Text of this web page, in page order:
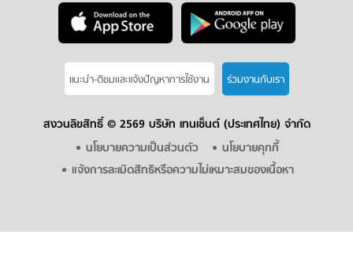
แนะนำ-ติชมเเละแจ้งปัญหาการใช้งาน ร่วมงานกับเรา
สงวนลิขสิทธิ์ © 2569 บริษัท เทนเซ็นต์ (ประเทศไทย) จำกัด
นโยบายความเป็นส่วนตัว
นโยบายคุกกี้
แจ้งการละเมิดสิทธิหรือความไม่เหมาะสมของเนื้อหา